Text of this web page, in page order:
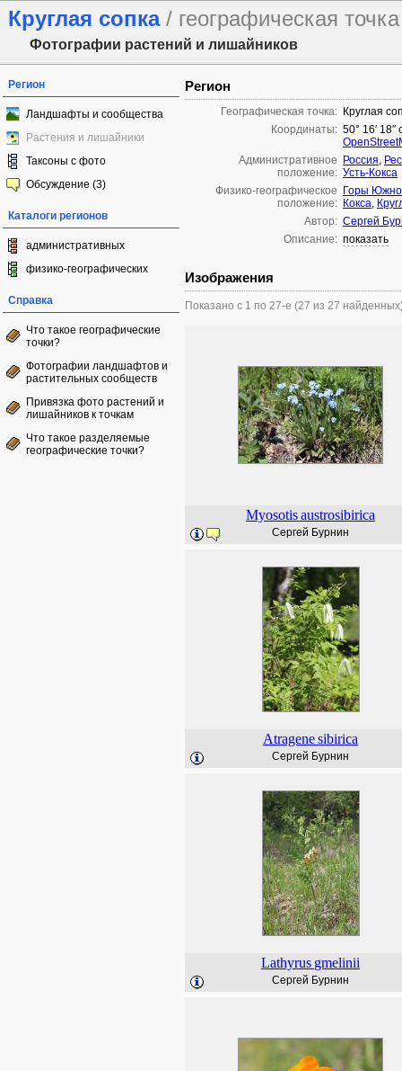
Круглая сопка / географическая точка
Фотографии растений и лишайников
Регион
Ландшафты и сообщества
Растения и лишайники
Таксоны с фото
Обсуждение (3)
Каталоги регионов
административных
физико-географических
Справка
Что такое географические
точки?
Фотографии ландшафтов и
растительных сообществ
Привязка фото растений и
лишайников к точкам
Что такое разделяемые
географические точки?
Регион
Географическая точка: Круглая
Координаты: 50° 16′
Административное
положение:
Россия,
Усть-Кокса
Физико-географическое
положение:
Горы
Кокса,
Автор: Сергей
Описание: показать
Изображения
Показано с 1 по 27-е (27 из 27
Myosotisaustrosibirica
Сергей Бурнин
Atragenesibirica
Сергей Бурнин
Lathyrus gmelinii
Сергей Бурнин